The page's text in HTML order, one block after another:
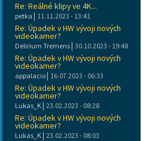
Re: Reálné klipy ve 4K...
petka | 11.11.2023 - 13:41
Re: Úpadek v HW vývoji nových
videokamer?
Delirium Tremens| 30.10.2023 - 19:48
Re: Úpadek v HW vývoji nových
videokamer?
appalacio| 16.07.2023 - 06:33
Re: Úpadek v HW vývoji nových
videokamer?
Lukas_K | 23.02.2023 - 08:28
Re: Úpadek v HW vývoji nových
videokamer?
Lukas_K | 23.02.2023 - 08:03